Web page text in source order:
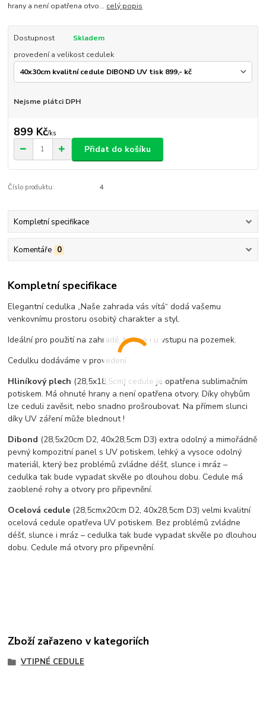
hrany a není opatřena otvo... celý popis
Dostupnost
Skladem
provedení a velikost cedulek
Nejsme plátci DPH
899 Kč/ks
Přidat do košíku
Číslo produktu: 4
Kompletní specifikace
Komentáře 0
Kompletní specifikace
Elegantní cedulka „Naše zahrada vás vítá“ dodá vašemu
venkovnímu prostoru osobitý charakter a styl.
Ideální pro použití na zahradě, terase i u vstupu na pozemek.
Cedulku dodáváme v provedení :
Hliníkový plech (28,5x18,5cm) cedule je opatřena sublimačním
potiskem. Má ohnuté hrany a není opatřena otvory. Díky ohybům
lze ceduli zavěsit, nebo snadno prošroubovat. Na přímem slunci
díky UV záření může blednout !
Dibond (28,5x20cm D2, 40x28,5cm D3) extra odolný a mimořádně
pevný kompozitní panel s UV potiskem, lehký a vysoce odolný
materiál, který bez problémů zvládne déšť, slunce i mráz –
cedulka tak bude vypadat skvěle po dlouhou dobu. Cedule má
zaoblené rohy a otvory pro připevnění.
Ocelová cedule (28,5cmx20cm D2, 40x28,5cm D3) velmi kvalitní
ocelová cedule opatřeva UV potiskem. Bez problémů zvládne
déšť, slunce i mráz – cedulka tak bude vypadat skvěle po dlouhou
dobu. Cedule má otvory pro připevnění.
Zboží zařazeno v kategoriích
VTIPNÉ CEDULE